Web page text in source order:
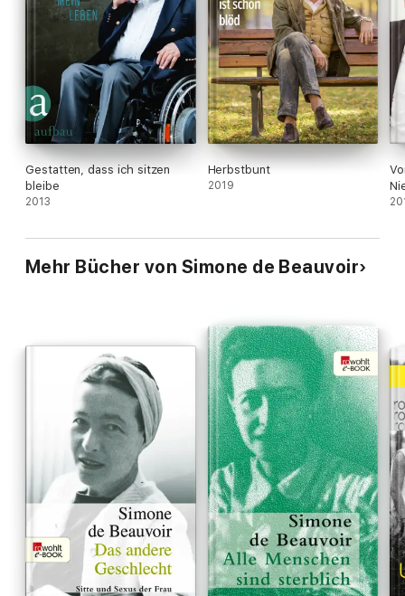
Gestatten, dass ich sitzen
bleibe
2013
Herbstbunt
2019
Mehr Bücher von Simone de Beauvoir